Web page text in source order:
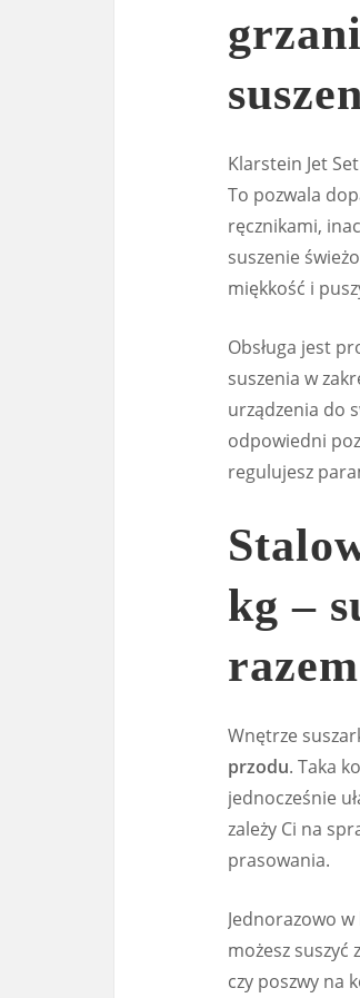
Klarstein Jet
To pozwala
ręcznikami,
suszenie
miękkość i
Obsługa jest
suszenia w
urządzenia do
odpowiedni
regulujesz
kg –
razem
Wnętrze
przodu. Taka
jednocześnie
zależy Ci na
prasowania.
Jednorazowo
możesz suszyć
czy poszwy na